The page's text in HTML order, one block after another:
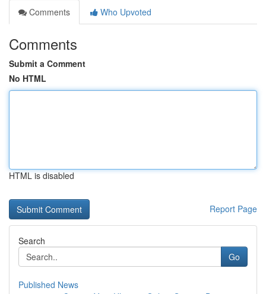
Comments
Who Upvoted
Comments
Submit a Comment
No HTML
HTML is disabled
Report Page
Search
Go
Published News